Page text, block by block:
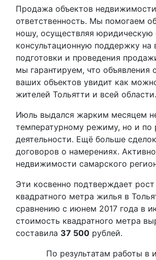
Продажа объектов
ответственность. Мы помогаем
ношу, осуществляя юридическую
консультационную поддержку на
подготовки и проведения
мы гарантируем, что объявления
ваших объектов увидит как
жителей Тольятти и всей области.
Июль выдался жарким месяцем
температурному режиму, но и по
деятельности. Ещё больше
договоров о намерениях.
недвижимости самарского
Эти косвенно подтверждает
квадратного метра жилья в
сравнению с июнем 2017 года в
стоимость квадратного метра
составила 37 500 рублей.
По результатам работы в